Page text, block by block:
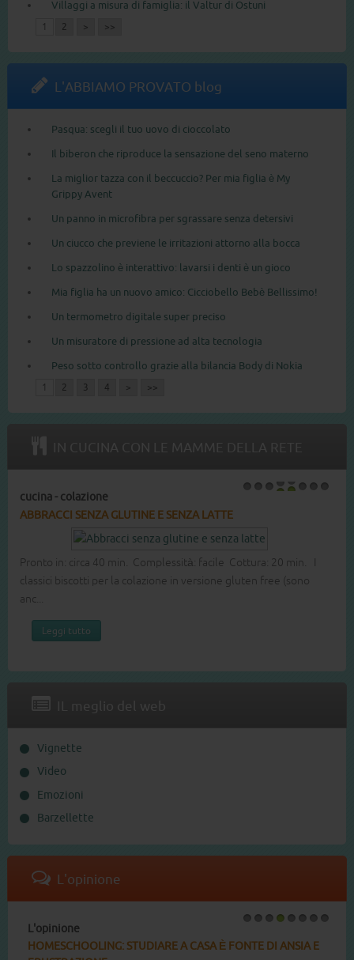
Villaggi a misura di famiglia: il Valtur di Ostuni
1 2 > >>
L'ABBIAMO PROVATO blog
Pasqua: scegli il tuo uovo di cioccolato
Il biberon che riproduce la sensazione del seno materno
La miglior tazza con il beccuccio? Per mia figlia è My
Grippy Avent
Un panno in microfibra per sgrassare senza detersivi
Un ciucco che previene le irritazioni attorno alla bocca
Lo spazzolino è interattivo: lavarsi i denti è un gioco
Mia figlia ha un nuovo amico: Cicciobello Bebè Bellissimo!
Un termometro digitale super preciso
Un misuratore di pressione ad alta tecnologia
Peso sotto controllo grazie alla bilancia Body di Nokia
1 2 3 4 > >>
IN CUCINA CON LE MAMME DELLA RETE
cucina - merende
BICCHIERI DI TIRAMISÙ ALLA CREMA PASTICCERA
Pronto in: circa 45 min. Complessità: facile Cottura: 15 min.
Niente mascarpone per questo dessert in bicchiere al sapore
di caffé. ...
Leggi tutto
IL meglio del web
Vignette
Video
Emozioni
Barzellette
L'opinione
L'opinione
HOMESCHOOLING: STUDIARE A CASA È FONTE DI ANSIA E